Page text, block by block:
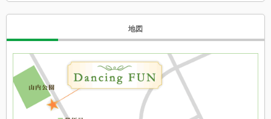
地図